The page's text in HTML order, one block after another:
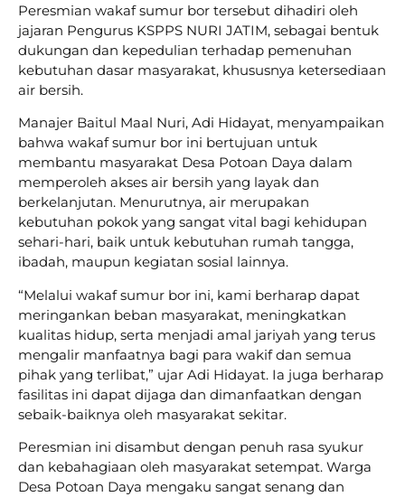
Peresmian wakaf sumur bor tersebut dihadiri oleh
jajaran Pengurus KSPPS NURI JATIM, sebagai bentuk
dukungan dan kepedulian terhadap pemenuhan
kebutuhan dasar masyarakat, khususnya ketersediaan
air bersih.
Manajer Baitul Maal Nuri, Adi Hidayat, menyampaikan
bahwa wakaf sumur bor ini bertujuan untuk
membantu masyarakat Desa Potoan Daya dalam
memperoleh akses air bersih yang layak dan
berkelanjutan. Menurutnya, air merupakan
kebutuhan pokok yang sangat vital bagi kehidupan
sehari-hari, baik untuk kebutuhan rumah tangga,
ibadah, maupun kegiatan sosial lainnya.
“Melalui wakaf sumur bor ini, kami berharap dapat
meringankan beban masyarakat, meningkatkan
kualitas hidup, serta menjadi amal jariyah yang terus
mengalir manfaatnya bagi para wakif dan semua
pihak yang terlibat,” ujar Adi Hidayat. Ia juga berharap
fasilitas ini dapat dijaga dan dimanfaatkan dengan
sebaik-baiknya oleh masyarakat sekitar.
Peresmian ini disambut dengan penuh rasa syukur
dan kebahagiaan oleh masyarakat setempat. Warga
Desa Potoan Daya mengaku sangat senang dan